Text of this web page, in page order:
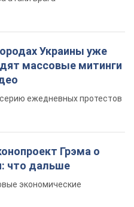
Украины уже
массовые митинги
ежедневных протестов
Грэма о
что дальше
экономические